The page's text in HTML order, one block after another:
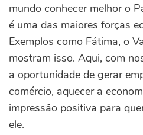
mundo conhecer melhor o
é uma das maiores forças
Exemplos como Fátima, o
mostram isso. Aqui, com
a oportunidade de gerar
comércio, aquecer a
impressão positiva para
ele.